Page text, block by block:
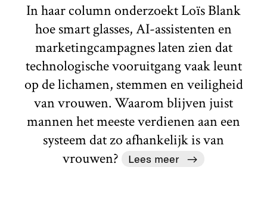
In haar column onderzoekt Loïs Blank
hoe smart glasses, AI-assistenten en
marketingcampagnes laten zien dat
technologische vooruitgang vaak leunt
op de lichamen, stemmen en veiligheid
van vrouwen. Waarom blijven juist
mannen het meeste verdienen aan een
systeem dat zo afhankelijk is van
vrouwen?
Lees meer